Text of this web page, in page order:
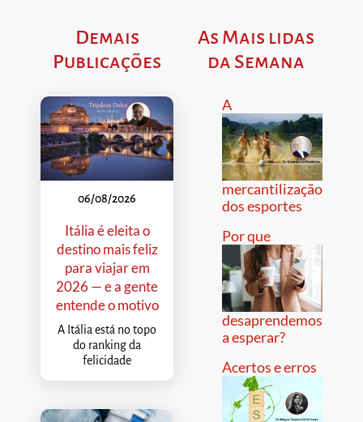
Demais
Publicações
06/08/2026
Itália é eleita o
destino mais feliz
para viajar em
2026 — e a gente
entende o motivo
A Itália está no topo
do ranking da
felicidade
As Mais lidas
da Semana
A
mercantilização
dos esportes
Por que
desaprendemos
a esperar?
Acertos e erros